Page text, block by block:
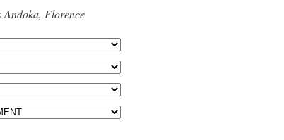
Andoka, Florence